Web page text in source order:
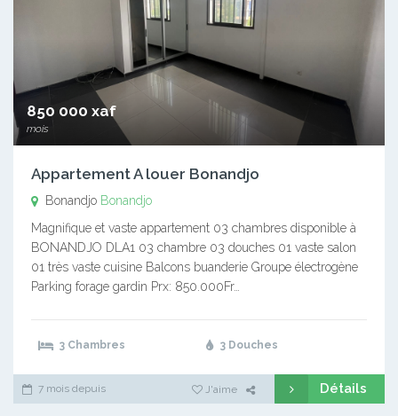
850 000 xaf
mois
Appartement A louer Bonandjo
Bonandjo Bonandjo
Magnifique et vaste appartement 03 chambres disponible à
BONANDJO DLA1 03 chambre 03 douches 01 vaste salon
01 très vaste cuisine Balcons buanderie Groupe électrogène
Parking forage gardin Prx: 850.000Fr…
3 Chambres 3 Douches
7 mois depuis J'aime Détails